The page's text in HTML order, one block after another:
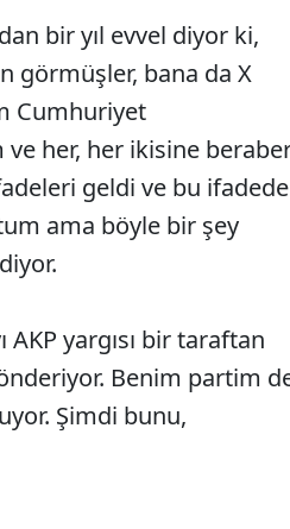
bir yıl evvel diyor ki,
görmüşler, bana da X
Cumhuriyet
ve her, her ikisine
geldi ve bu ifadede
ama böyle bir şey
yargısı bir taraftan
Benim partim
Şimdi bunu,